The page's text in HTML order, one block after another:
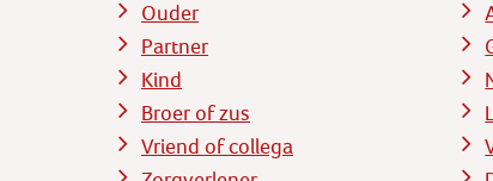
Ouder
Partner
Kind
Broer of zus
Vriend of collega